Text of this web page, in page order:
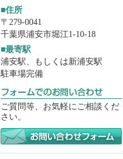
■住所
〒279-0041
千葉県浦安市堀江1-10-18
■最寄駅
浦安駅、もしくは新浦安駅
駐車場完備
ご質問等、お気軽にご相談くだ
さい。